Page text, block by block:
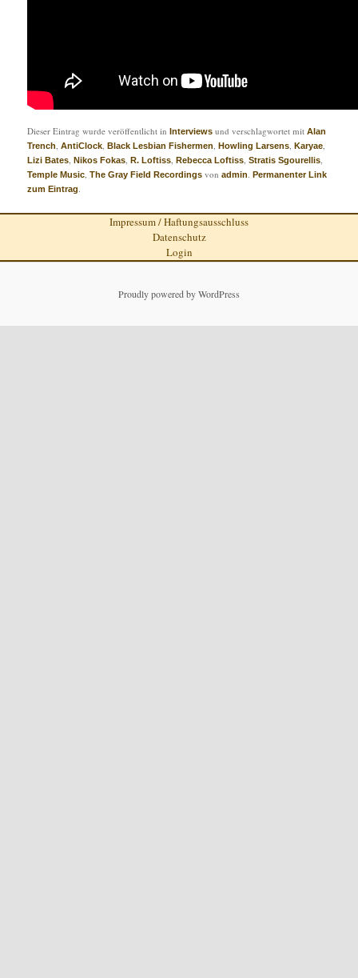
Dieser Eintrag wurde veröffentlicht inInterviews und verschlagwortet mitAlan
Trench ,AntiClock ,Black Lesbian Fishermen ,Howling Larsens ,Karyae
Lizi Bates ,Nikos Fokas ,R. Loftiss ,Rebecca Loftiss ,Stratis Sgourellis
Temple Music ,The Gray Field Recordings vonadmin .Permanenter Link
zum Eintrag
Impressum / Haftungsausschluss
Datenschutz
Login
Proudly powered by WordPress